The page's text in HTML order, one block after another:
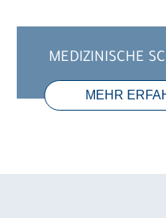
MEDIZINISCHE
MEHR